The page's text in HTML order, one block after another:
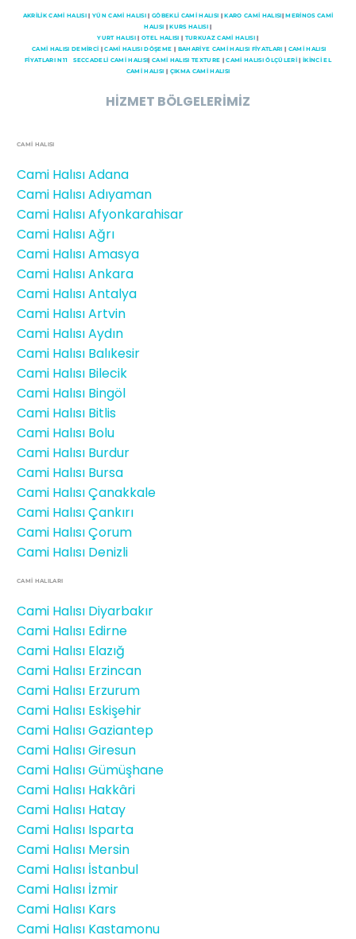
AKRİLİK CAMİ HALISI| YÜN CAMİ HALISI| GÖBEKLİ CAMİ HALISI |KARO CAMİ HALISI|MERİNOS CAMİ
HALISI |KURS HALISI |
YURT HALISI| OTEL HALISI | TURKUAZ CAMİ HALISI |
CAMI HALISI DEMİRCİ |CAMİ HALISI DÖŞEME | BAHARİYE CAMİ HALISI FİYATLARI | CAMİ HALISI
FİYATLARI N11
SECCADELI CAMI HALISI| CAMİ HALISI TEXTURE |CAMİ HALISI ÖLÇÜLERİ |İKİNCİ EL
CAMİ HALISI | ÇIKMA CAMİ HALISI
HİZMET BÖLGELERİMİZ
CAMİ HALISI
Cami Halısı Adana
Cami Halısı Adıyaman
Cami Halısı Afyonkarahisar
Cami Halısı Ağrı
Cami Halısı Amasya
Cami Halısı Ankara
Cami Halısı Antalya
Cami Halısı Artvin
Cami Halısı Aydın
Cami Halısı Balıkesir
Cami Halısı Bilecik
Cami Halısı Bingöl
Cami Halısı Bitlis
Cami Halısı Bolu
Cami Halısı Burdur
Cami Halısı Bursa
Cami Halısı Çanakkale
Cami Halısı Çankırı
Cami Halısı Çorum
Cami Halısı Denizli
CAMİ HALILARI
Cami Halısı Diyarbakır
Cami Halısı Edirne
Cami Halısı Elazığ
Cami Halısı Erzincan
Cami Halısı Erzurum
Cami Halısı Eskişehir
Cami Halısı Gaziantep
Cami Halısı Giresun
Cami Halısı Gümüşhane
Cami Halısı Hakkâri
Cami Halısı Hatay
Cami Halısı Isparta
Cami Halısı Mersin
Cami Halısı İstanbul
Cami Halısı İzmir
Cami Halısı Kars
Cami Halısı Kastamonu